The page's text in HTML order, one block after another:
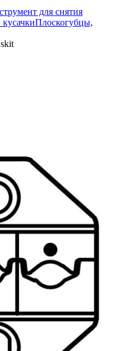
для снятия
Плоскогубцы,